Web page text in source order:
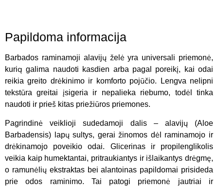
Papildoma informacija
Barbados raminamoji alavijų želė yra universali priemonė,
kurią galima naudoti kasdien arba pagal poreikį, kai odai
reikia greito drėkinimo ir komforto pojūčio. Lengva nelipni
tekstūra greitai įsigeria ir nepalieka riebumo, todėl tinka
naudoti ir prieš kitas priežiūros priemones.
Pagrindinė veiklioji sudedamoji dalis – alavijų (Aloe
Barbadensis) lapų sultys, gerai žinomos dėl raminamojo ir
drėkinamojo poveikio odai. Glicerinas ir propilenglikolis
veikia kaip humektantai, pritraukiantys ir išlaikantys drėgmę,
o ramunėlių ekstraktas bei alantoinas papildomai prisideda
prie odos raminimo. Tai patogi priemonė jautriai ir